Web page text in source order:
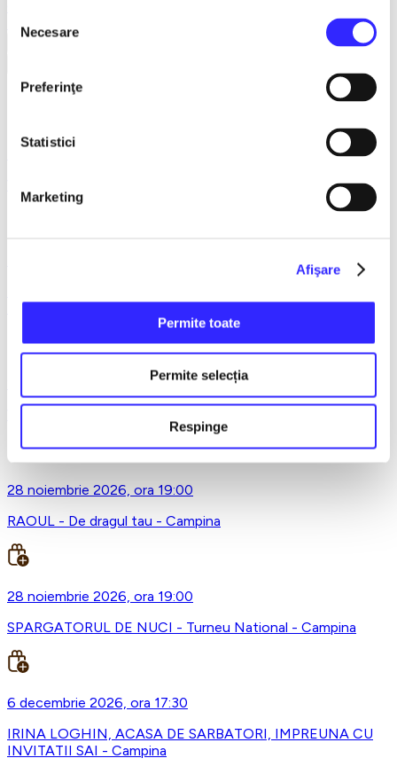
consimțământului
Necesare
Preferinţe
Statistici
Marketing
Afişare
Permite toate
Permite selecția
Respinge
Reduceri bilete
Dorobantu - Campina
20 noiembrie 2026, ora 19:00
28 noiembrie 2026, ora 19:00
RAOUL - De dragul tau - Campina
28 noiembrie 2026, ora 19:00
SPARGATORUL DE NUCI - Turneu National - Campina
6 decembrie 2026, ora 17:30
IRINA LOGHIN, ACASA DE SARBATORI, IMPREUNA CU
INVITATII SAI - Campina